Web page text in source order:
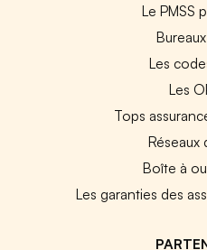
Le PMSS
Les
Les
Tops
Réseaux
Boîte à
Les garanties des